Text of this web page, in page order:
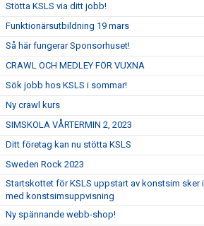
Stötta KSLS via ditt jobb!
Funktionärsutbildning 19 mars
Så här fungerar Sponsorhuset!
CRAWL OCH MEDLEY FÖR VUXNA
Sök jobb hos KSLS i sommar!
Ny crawl kurs
SIMSKOLA VÅRTERMIN 2, 2023
Ditt företag kan nu stötta KSLS
Sweden Rock 2023
Startskottet för KSLS uppstart av konstsim sker
med konstsimsuppvisning
Ny spännande webb-shop!